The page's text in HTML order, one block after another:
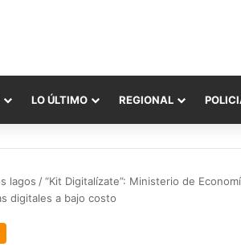
LO ÚLTIMO REGIONAL
lagos /“Kit Digitalízate”: Ministerio de
digitales a bajo costo